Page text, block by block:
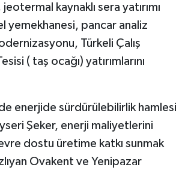
jeotermal kaynaklı sera yatırımı
yemekhanesi, pancar analiz
Türkeli Çalış
( taş ocağı) yatırımlarını
enerjide sürdürülebilirlik hamlesi
Şeker, enerji maliyetlerini
dostu üretime katkı sunmak
Ovakent ve Yenipazar